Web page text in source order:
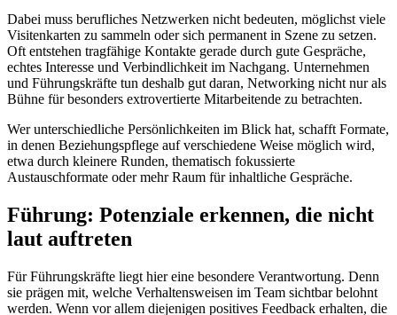
Dabei muss berufliches Netzwerken nicht bedeuten, möglichst viele
Visitenkarten zu sammeln oder sich permanent in Szene zu setzen.
Oft entstehen tragfähige Kontakte gerade durch gute Gespräche,
echtes Interesse und Verbindlichkeit im Nachgang. Unternehmen
und Führungskräfte tun deshalb gut daran, Networking nicht nur als
Bühne für besonders extrovertierte Mitarbeitende zu betrachten.
Wer unterschiedliche Persönlichkeiten im Blick hat, schafft Formate,
in denen Beziehungspflege auf verschiedene Weise möglich wird,
etwa durch kleinere Runden, thematisch fokussierte
Austauschformate oder mehr Raum für inhaltliche Gespräche.
Führung: Potenziale erkennen, die nicht
laut auftreten
Für Führungskräfte liegt hier eine besondere Verantwortung. Denn
sie prägen mit, welche Verhaltensweisen im Team sichtbar belohnt
werden. Wenn vor allem diejenigen positives Feedback erhalten, die